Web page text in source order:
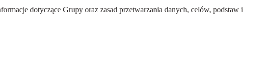
dotyczące Grupy oraz zasad przetwarzania danych, celów, podstaw i